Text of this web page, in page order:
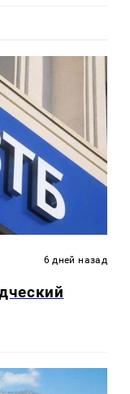
6 дней назад